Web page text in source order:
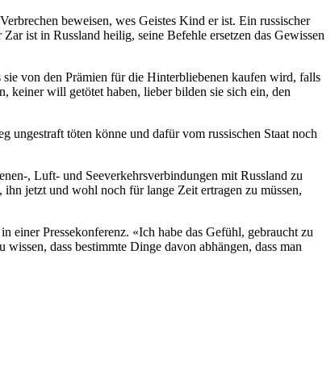
beweisen, wes Geistes Kind er ist. Ein russischer
ist in Russland heilig, seine Befehle ersetzen das Gewissen
von den Prämien für die Hinterbliebenen kaufen wird, falls
keiner will getötet haben, lieber bilden sie sich ein, den
ungestraft töten könne und dafür vom russischen Staat noch
, Luft- und Seeverkehrsverbindungen mit Russland zu
jetzt und wohl noch für lange Zeit ertragen zu müssen,
einer Pressekonferenz. «Ich habe das Gefühl, gebraucht zu
dass bestimmte Dinge davon abhängen, dass man